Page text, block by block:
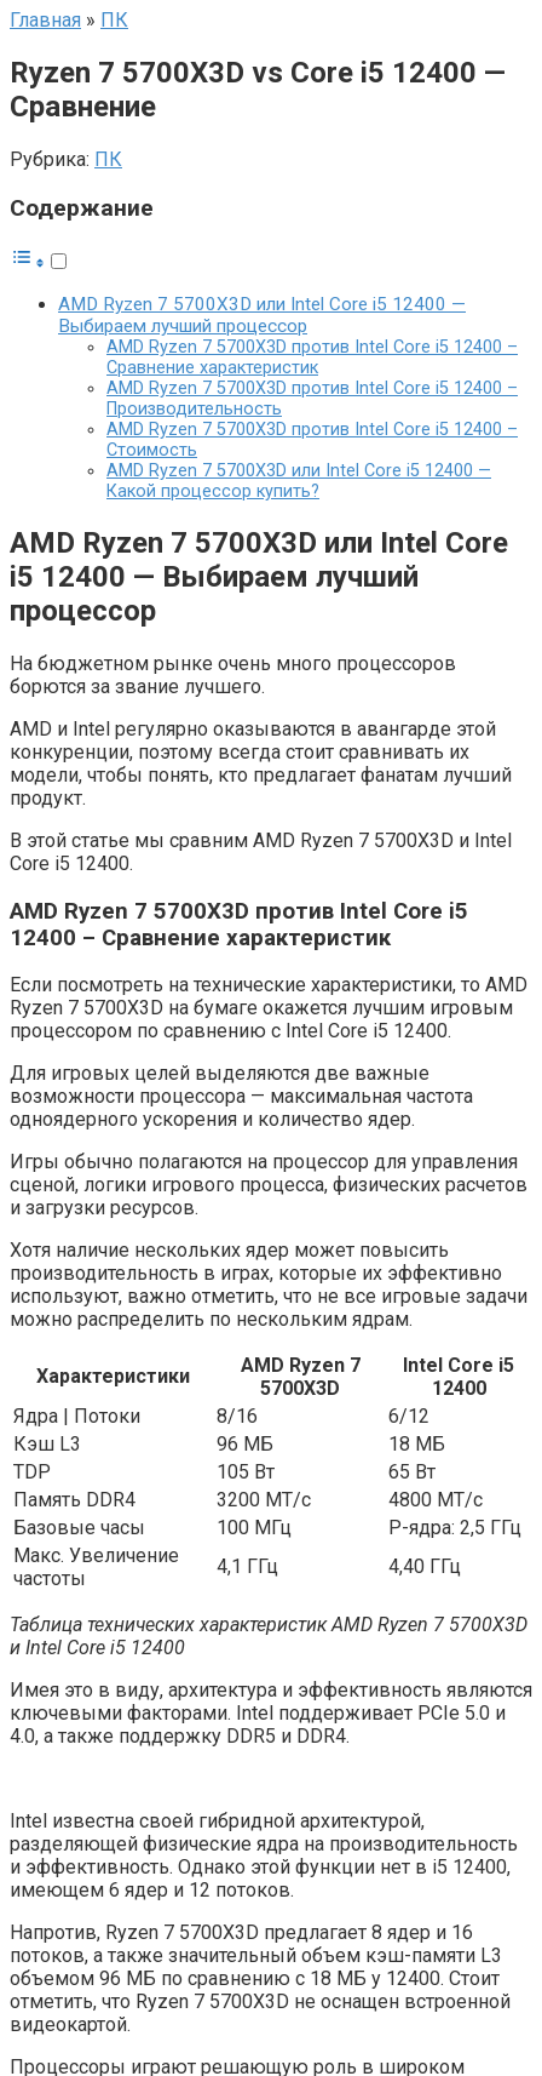
Главная » ПК
Ryzen 7 5700X3D vs Core i5 12400 —
Сравнение
Рубрика: ПК
Содержание
AMD Ryzen 7 5700X3D или Intel Core i5 12400 —
Выбираем лучший процессор
AMD Ryzen 7 5700X3D против Intel Core i5 12400 –
Сравнение характеристик
AMD Ryzen 7 5700X3D против Intel Core i5 12400 –
Производительность
AMD Ryzen 7 5700X3D против Intel Core i5 12400 –
Стоимость
AMD Ryzen 7 5700X3D или Intel Core i5 12400 —
Какой процессор купить?
AMD Ryzen 7 5700X3D или Intel Core
i5 12400 — Выбираем лучший
процессор
На бюджетном рынке очень много процессоров
борются за звание лучшего.
AMD и Intel регулярно оказываются в авангарде этой
конкуренции, поэтому всегда стоит сравнивать их
модели, чтобы понять, кто предлагает фанатам лучший
продукт.
В этой статье мы сравним AMD Ryzen 7 5700X3D и Intel
Core i5 12400.
AMD Ryzen 7 5700X3D против Intel Core i5
12400 – Сравнение характеристик
Если посмотреть на технические характеристики, то AMD
Ryzen 7 5700X3D на бумаге окажется лучшим игровым
процессором по сравнению с Intel Core i5 12400.
Для игровых целей выделяются две важные
возможности процессора — максимальная частота
одноядерного ускорения и количество ядер.
Игры обычно полагаются на процессор для управления
сценой, логики игрового процесса, физических расчетов
и загрузки ресурсов.
Хотя наличие нескольких ядер может повысить
производительность в играх, которые их эффективно
используют, важно отметить, что не все игровые задачи
можно распределить по нескольким ядрам.
Характеристики
AMD Ryzen 7
5700X3D
Intel Core i5
12400
Ядра | Потоки
8/16
6/12
Кэш L3
96 МБ
18 МБ
TDP
105 Вт
65 Вт
Память DDR4
3200 МТ/с
4800 МТ/с
Базовые часы
100 МГц
P-ядра: 2,5 ГГц
Макс. Увеличение
частоты
4,1 ГГц 4,40 ГГц
Таблица технических характеристик AMD Ryzen 7 5700X3D
и Intel Core i5 12400
Имея это в виду, архитектура и эффективность являются
ключевыми факторами. Intel поддерживает PCIe 5.0 и
4.0, а также поддержку DDR5 и DDR4.
Intel известна своей гибридной архитектурой,
разделяющей физические ядра на производительность
и эффективность. Однако этой функции нет в i5 12400,
имеющем 6 ядер и 12 потоков.
Напротив, Ryzen 7 5700X3D предлагает 8 ядер и 16
потоков, а также значительный объем кэш-памяти L3
объемом 96 МБ по сравнению с 18 МБ у 12400. Стоит
отметить, что Ryzen 7 5700X3D не оснащен встроенной
видеокартой.
Процессоры играют решающую роль в широком